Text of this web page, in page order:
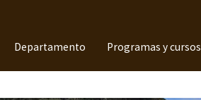
Departamento Programas y cursos